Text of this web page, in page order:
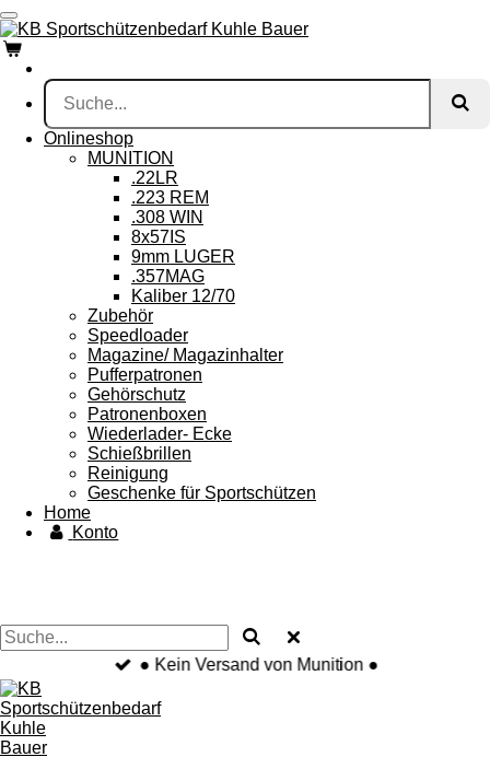
Zum
Hauptinhalt
springen
Onlineshop
MUNITION
.22LR
.223 REM
.308 WIN
8x57IS
9mm LUGER
.357MAG
Kaliber 12/70
Zubehör
Speedloader
Magazine/ Magazinhalter
Pufferpatronen
Gehörschutz
Patronenboxen
Wiederlader- Ecke
Schießbrillen
Reinigung
Geschenke für Sportschützen
Home
Konto
● Kein Versand von Munition ●